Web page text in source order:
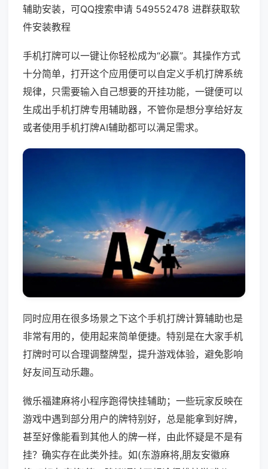
辅助安装，可QQ搜索申请 549552478 进群获取软
件安装教程
手机打牌可以一键让你轻松成为“必赢”。其操作方式
十分简单，打开这个应用便可以自定义手机打牌系统
规律，只需要输入自己想要的开挂功能，一键便可以
生成出手机打牌专用辅助器，不管你是想分享给好友
或者使用手机打牌AI辅助都可以满足需求。
同时应用在很多场景之下这个手机打牌计算辅助也是
非常有用的，使用起来简单便捷。特别是在大家手机
打牌时可以合理调整牌型，提升游戏体验，避免影响
好友间互动乐趣。
微乐福建麻将小程序跑得快挂辅助；一些玩家反映在
游戏中遇到部分用户的牌特别好，总是能拿到好牌，
甚至好像能看到其他人的牌一样，由此怀疑是不是有
挂？确实存在此类外挂。如(东游麻将,朋友安徽麻